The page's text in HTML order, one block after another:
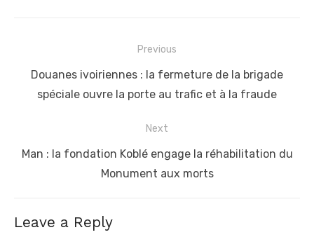
navigation
Previous
Previous
post:
Douanes ivoiriennes : la fermeture de la brigade
spéciale ouvre la porte au trafic et à la fraude
Next
Next
Man : la fondation Koblé engage la réhabilitation du
Monument aux morts
Leave a Reply